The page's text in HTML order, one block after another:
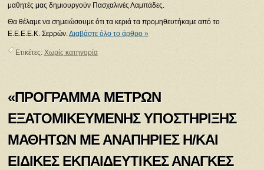
μαθητές μας δημιουργούν Πασχαλινές Λαμπάδες.
Θα θέλαμε να σημειώσουμε ότι τα κεριά τα προμηθευτήκαμε από το
Ε.Ε.Ε.Ε.Κ. Σερρών. Διαβάστε όλο το άρθρο »
Ετικέτες: Χωρίς κατηγορία
«ΠΡΟΓΡΑΜΜΑ ΜΕΤΡΩΝ
ΕΞΑΤΟΜΙΚΕΥΜΕΝΗΣ ΥΠΟΣΤΗΡΙΞΗΣ
ΜΑΘΗΤΩΝ ΜΕ ΑΝΑΠΗΡΙΕΣ Η/ΚΑΙ
ΕΙΔΙΚΕΣ ΕΚΠΑΙΔΕΥΤΙΚΕΣ ΑΝΑΓΚΕΣ